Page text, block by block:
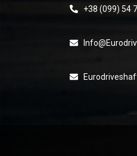
+38 (099) 54